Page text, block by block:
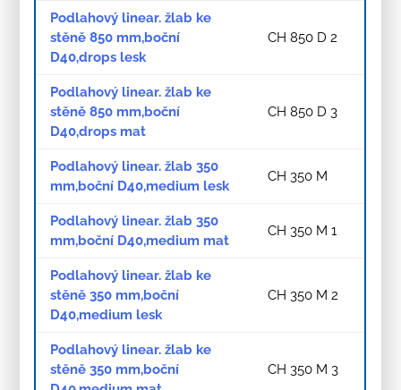
Podlahový linear. žlab ke
stěně 850 mm,boční
D40,drops lesk
CH 850 D 2
Podlahový linear. žlab ke
stěně 850 mm,boční
D40,drops mat
CH 850 D 3
Podlahový linear. žlab 350
mm,boční D40,medium lesk
CH 350 M
Podlahový linear. žlab 350
mm,boční D40,medium mat
CH 350 M 1
Podlahový linear. žlab ke
stěně 350 mm,boční
D40,medium lesk
CH 350 M 2
Podlahový linear. žlab ke
stěně 350 mm,boční
CH 350 M 3